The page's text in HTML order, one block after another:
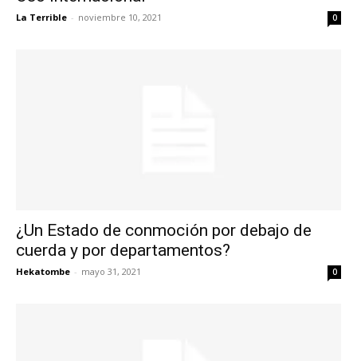
La Terrible - noviembre 10, 2021 0
¿Un Estado de conmoción por debajo de
cuerda y por departamentos?
Hekatombe - mayo 31, 2021 0